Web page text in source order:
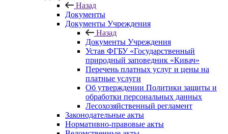
Назад
Документы
Документы Учреждения
Назад
Документы Учреждения
Устав ФГБУ «Государственный
природный заповедник «Кивач»
Перечень платных услуг и цены на
платные услуги
Об утверждении Политики защиты и
обработки персональных данных
Лесохозяйственный регламент
Законодательные акты
Нормативно-правовые акты